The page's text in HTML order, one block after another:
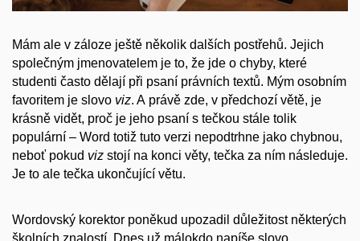
Mám ale v záloze ještě několik dalších postřehů. Jejich
společným jmenovatelem je to, že jde o chyby, které
studenti často dělají při psaní právních textů. Mým osobním
favoritem je slovo viz. A právě zde, v předchozí větě, je
krásně vidět, proč je jeho psaní s tečkou stále tolik
populární – Word totiž tuto verzi nepodtrhne jako chybnou,
neboť pokud viz stojí na konci věty, tečka za ním následuje.
Je to ale tečka ukončující větu.
Wordovský korektor poněkud upozadil důležitost některých
školních znalostí. Dnes už málokdo napíše slovo